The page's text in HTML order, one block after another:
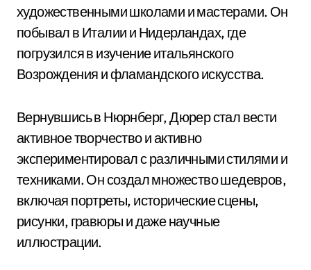
художественными школами и мастерами. Он
побывал в Италии и Нидерландах, где
погрузился в изучение итальянского
Возрождения и фламандского искусства.
Вернувшись в Нюрнберг, Дюрер стал вести
активное творчество и активно
экспериментировал с различными стилями и
техниками. Он создал множество шедевров,
включая портреты, исторические сцены,
рисунки, гравюры и даже научные
иллюстрации.